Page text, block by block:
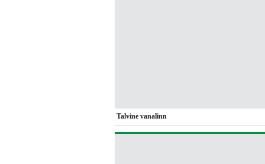
Talvine vanalinn